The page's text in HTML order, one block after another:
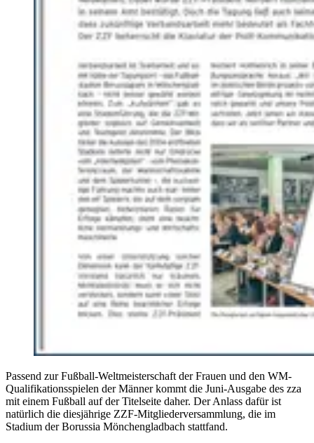
Passend zur Fußball-Weltmeisterschaft der Frauen und den WM-
Qualifikationsspielen der Männer kommt die Juni-Ausgabe des zza
mit einem Fußball auf der Titelseite daher. Der Anlass dafür ist
natürlich die diesjährige ZZF-Mitgliederversammlung, die im
Stadium der Borussia Mönchengladbach stattfand.